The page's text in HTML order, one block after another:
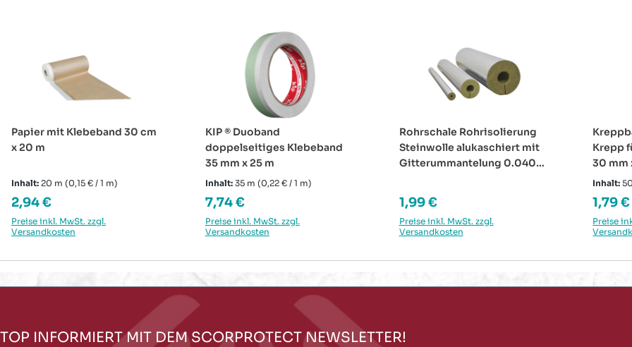
Papier mit Klebeband 30 cm
x 20 m
Inhalt: 20 m (0,15 € / 1 m)
Regulärer Preis:
2,94 €
Preise inkl. MwSt. zzgl.
Versandkosten
KIP ® Duoband
doppelseitiges Klebeband
35 mm x 25 m
Inhalt: 35 m (0,22 € / 1 m)
Regulärer Preis:
7,74 €
Preise inkl. MwSt. zzgl.
Versandkosten
Rohrschale Rohrisolierung
Steinwolle alukaschiert mit
Gitterummantelung 0.040
Regulärer Preis:
1,99 €
Preise inkl. MwSt. zzgl.
Versandkosten
Krepp
30 mm
Inhalt:
1,79 €
Preise
TOP INFORMIERT MIT DEM SCORPROTECT NEWSLETTER!